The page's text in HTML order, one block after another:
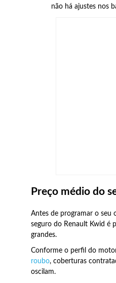
não há ajustes nos
Preço médio do
Antes de programar o seu
seguro do Renault Kwid é
grandes.
Conforme o perfil do
roubo, coberturas
oscilam.